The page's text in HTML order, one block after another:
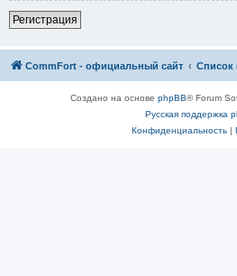
Регистрация
CommFort - официальный сайт
Создано на основе phpBB® Forum
Русская поддержка
Конфиденциальность|